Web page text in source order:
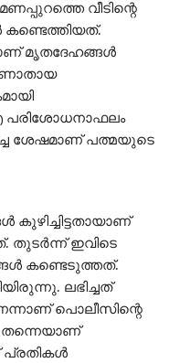
വീടിന്റെ
കണ്ടെത്തിയത്.
മൃതദേഹങ്ങൾ
പരിശോധനാഫലം
ശേഷമാണ് പത്മയുടെ
കുഴിച്ചിട്ടതായാണ്
തുടർന്ന് ഇവിടെ
കണ്ടെടുത്തത്.
ലഭിച്ചത്
പൊലീസിന്റെ
തന്നെയാണ്
പ്രതികൾ